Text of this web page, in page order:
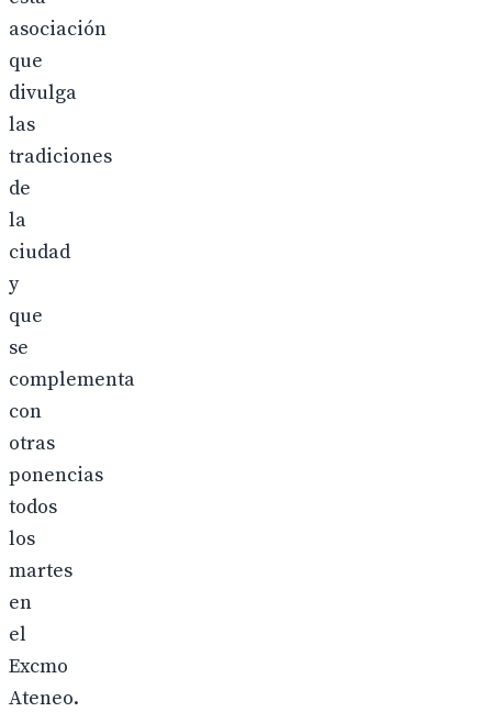
asociación
que
divulga
las
tradiciones
de
la
ciudad
y
que
se
complementa
con
otras
ponencias
todos
los
martes
en
el
Excmo
Ateneo.